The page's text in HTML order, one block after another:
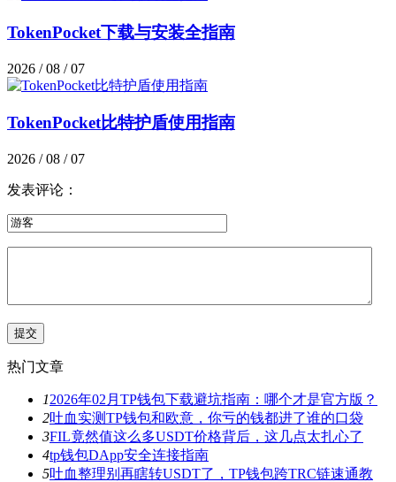
TokenPocket下载与安装全指南
2026 / 08 / 07
TokenPocket比特护盾使用指南
2026 / 08 / 07
发表评论：
热门文章
12026年02月TP钱包下载避坑指南：哪个才是官方版？
2吐血实测TP钱包和欧意，你亏的钱都进了谁的口袋
3FIL竟然值这么多USDT价格背后，这几点太扎心了
4tp钱包DApp安全连接指南
5吐血整理别再瞎转USDT了，TP钱包跨TRC链速通教